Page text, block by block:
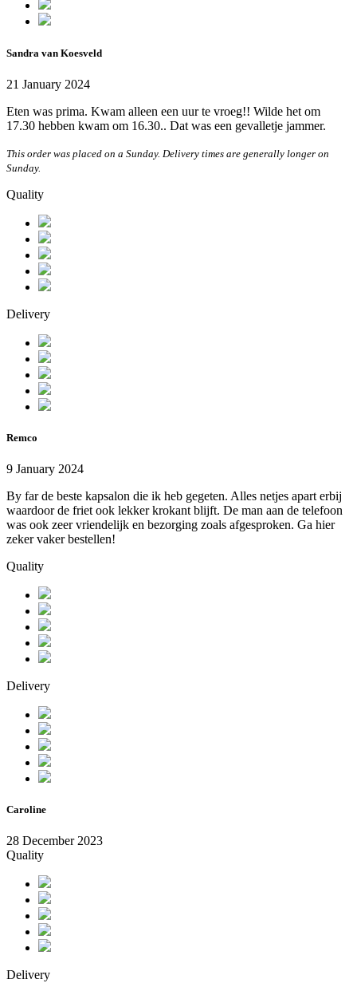
Sandra van Koesveld
21 January 2024
Eten was prima. Kwam alleen een uur te vroeg!! Wilde het om
17.30 hebben kwam om 16.30.. Dat was een gevalletje jammer.
This order was placed on a Sunday. Delivery times are generally longer on
Sunday.
Quality
Delivery
Remco
9 January 2024
By far de beste kapsalon die ik heb gegeten. Alles netjes apart erbij
waardoor de friet ook lekker krokant blijft. De man aan de telefoon
was ook zeer vriendelijk en bezorging zoals afgesproken. Ga hier
zeker vaker bestellen!
Quality
Delivery
Caroline
28 December 2023
Quality
Delivery